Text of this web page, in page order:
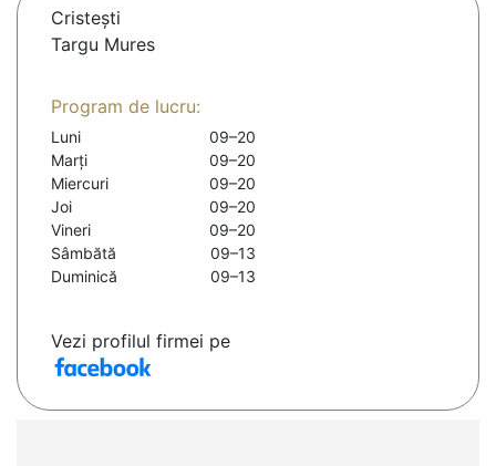
Cristeşti
Targu Mures
Program de lucru:
Luni
09–20
Marți
09–20
Miercuri
09–20
Joi
09–20
Vineri
09–20
Sâmbătă
09–13
Duminică
09–13
Vezi profilul firmei pe